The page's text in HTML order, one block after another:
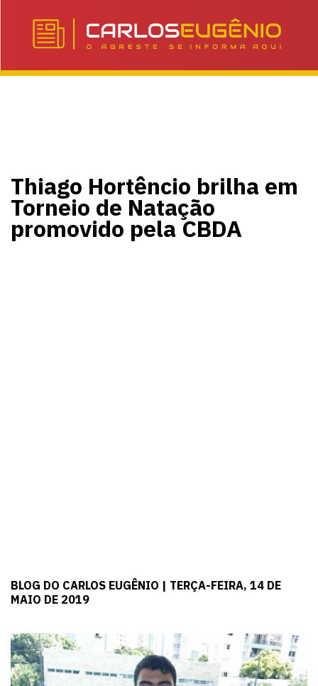
Thiago Hortêncio brilha em
Torneio de Natação
promovido pela CBDA
BLOG DO CARLOS EUGÊNIO | TERÇA-FEIRA, 14 DE
MAIO DE 2019